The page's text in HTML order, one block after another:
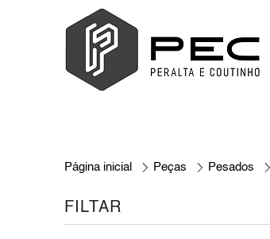
Página inicial Peças Pesados
FILTAR